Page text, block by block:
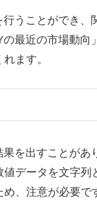
うことができ、
最近の市場動向
ます。
を出すことがあ
データを文字列
、注意が必要で